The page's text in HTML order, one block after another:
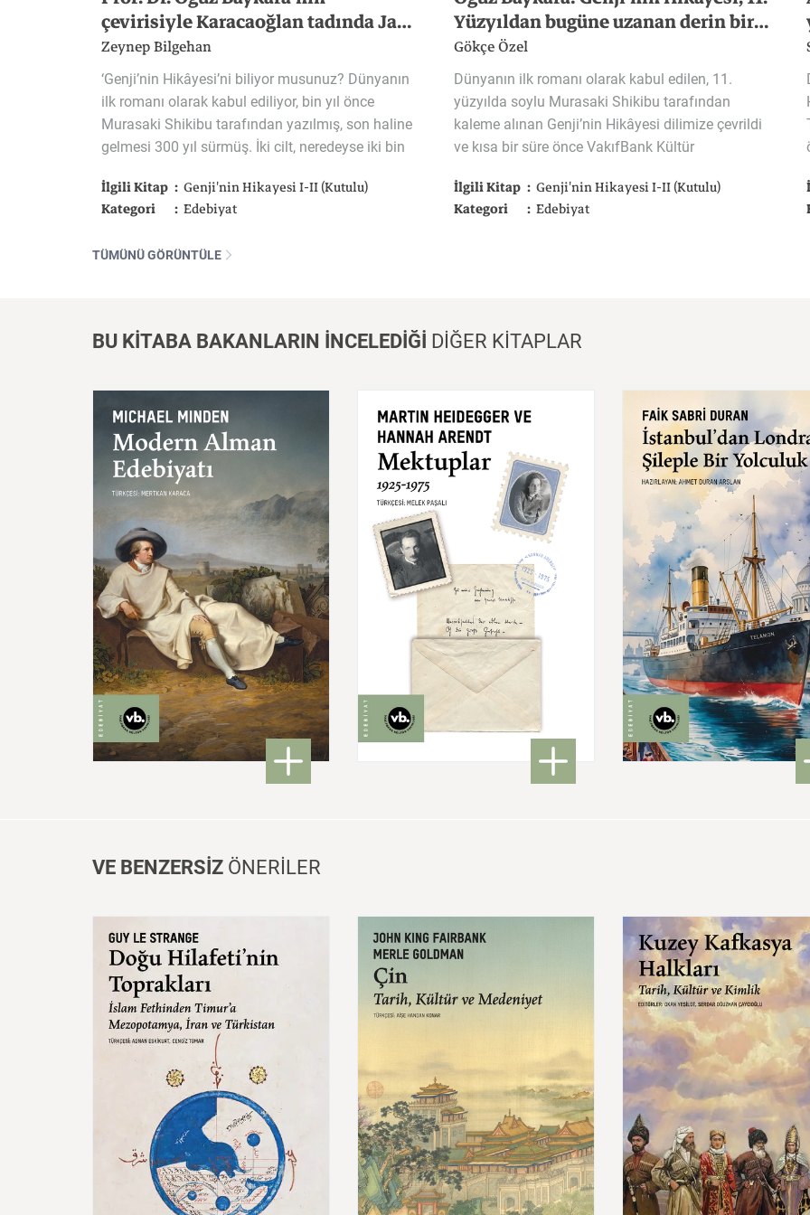
çevirisiyle Karacaoğlan tadında Japon ‘waka’ları
Zeynep Bilgehan
‘Genji’nin Hikâyesi’ni biliyor musunuz? Dünyanın
ilk romanı olarak kabul ediliyor, bin yıl önce
Murasaki Shikibu tarafından yazılmış, son haline
gelmesi 300 yıl sürmüş. İki cilt, neredeyse iki bin
İlgili Kitap
Genji'nin Hikayesi I-II (Kutulu)
Kategori
Edebiyat
Yüzyıldan bugüne uzanan derin bir psikoloji ve tarihsel bir zenginlik
Gökçe Özel
Dünyanın ilk romanı olarak kabul edilen, 11.
yüzyılda soylu Murasaki Shikibu tarafından
kaleme alınan Genji’nin Hikâyesi dilimize çevrildi
ve kısa bir süre önce VakıfBank Kültür
İlgili Kitap
Genji'nin Hikayesi I-II (Kutulu)
Kategori
Edebiyat
TÜMÜNÜ GÖRÜNTÜLE
BU KİTABA BAKANLARIN İNCELEDİĞİ DİĞER KİTAPLAR
ModernAlman Edebiyatı
460,00 ₺
DETAYLI BİLGİ: Modern Alman Edebiyatı
Mektuplar1925-1975
560,00 ₺
: Mektuplar 1925-1975
İstanbul'danLondra'ya
BirYolculuk
350,00 ₺
DETAYLI BİLGİ:
VE BENZERSİZ ÖNERİLER
DoğuHilafeti’ninToprakları
İslamFethinden
Mezopotamya,Iran
Türkistan
600,00 ₺
Çin:Tarih,
Medeniyet
680,00 ₺
KuzeyKafkasyaHalkları
620,00 ₺